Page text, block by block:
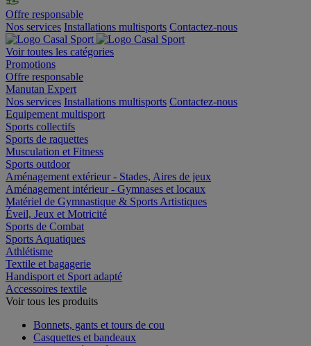
Offre responsable
Nos services Installations multisports Contactez-nous
Voir toutes les catégories
Promotions
Offre responsable
Manutan Expert
Nos services Installations multisports Contactez-nous
Equipement multisport
Sports collectifs
Sports de raquettes
Musculation et Fitness
Sports outdoor
Aménagement extérieur - Stades, Aires de jeux
Aménagement intérieur - Gymnases et locaux
Matériel de Gymnastique & Sports Artistiques
Éveil, Jeux et Motricité
Sports de Combat
Sports Aquatiques
Athlétisme
Textile et bagagerie
Handisport et Sport adapté
Accessoires textile
Voir tous les produits
Bonnets, gants et tours de cou
Casquettes et bandeaux